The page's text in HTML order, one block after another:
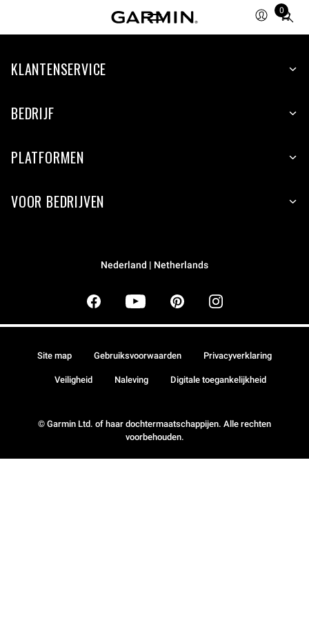
0
Total
items
cart:
KLANTENSERVICE
BEDRIJF
PLATFORMEN
VOOR BEDRIJVEN
Nederland | Netherlands
© Garmin Ltd. of haar dochtermaatschappijen. Alle rechten
voorbehouden.
Site map Gebruiksvoorwaarden Privacyverklaring
Veiligheid Naleving Digitale toegankelijkheid